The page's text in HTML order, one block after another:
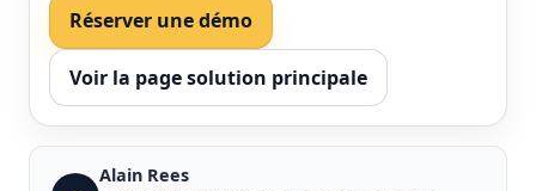
Réserver une démo
Voir la page solution principale
Alain Rees